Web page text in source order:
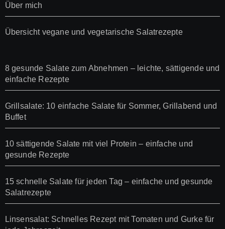
Über mich
Übersicht vegane und vegetarische Salatrezepte
8 gesunde Salate zum Abnehmen – leichte, sättigende und
einfache Rezepte
Grillsalate: 10 einfache Salate für Sommer, Grillabend und
Buffet
10 sättigende Salate mit viel Protein – einfache und
gesunde Rezepte
15 schnelle Salate für jeden Tag – einfache und gesunde
Salatrezepte
Linsensalat: Schnelles Rezept mit Tomaten und Gurke für